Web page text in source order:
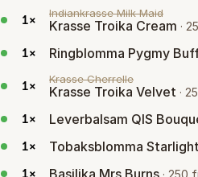
1×
Indiankrasse Milk Maid
Krasse Troika Cream ·
1× Ringblomma Pygmy
1×
Krasse Cherrelle
Krasse Troika Velvet ·
1× Leverbalsam QIS
1× Tobaksblomma
1× Basilika Mrs Burns · 250